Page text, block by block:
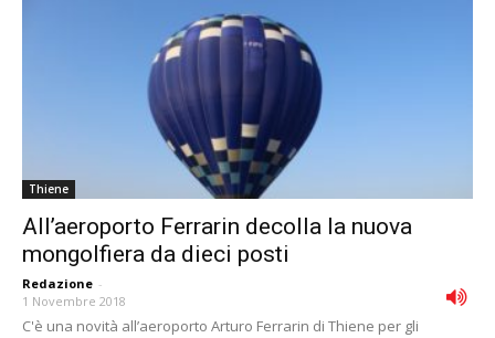
Thiene
All’aeroporto Ferrarin decolla la nuova
mongolfiera da dieci posti
Redazione -
1 Novembre 2018
C'è una novità all’aeroporto Arturo Ferrarin di Thiene per gli